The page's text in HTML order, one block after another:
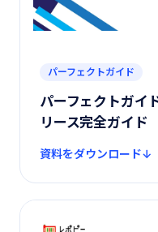
パーフェクトガイド
パーフェクトガイ
リース完全ガイド
資料をダウンロード